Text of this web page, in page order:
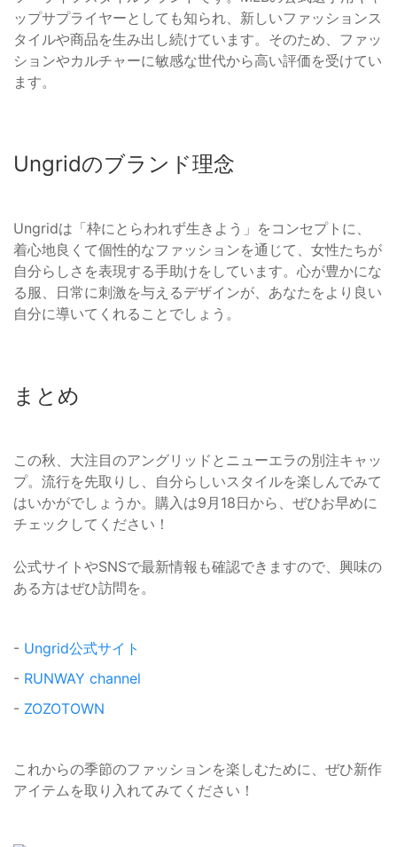
ップサプライヤーとしても知られ、新しいファッションス
タイルや商品を生み出し続けています。そのため、ファッ
ションやカルチャーに敏感な世代から高い評価を受けてい
ます。
Ungridのブランド理念
Ungridは「枠にとらわれず生きよう」をコンセプトに、
着心地良くて個性的なファッションを通じて、女性たちが
自分らしさを表現する手助けをしています。心が豊かにな
る服、日常に刺激を与えるデザインが、あなたをより良い
自分に導いてくれることでしょう。
まとめ
この秋、大注目のアングリッドとニューエラの別注キャッ
プ。流行を先取りし、自分らしいスタイルを楽しんでみて
はいかがでしょうか。購入は9月18日から、ぜひお早めに
チェックしてください！
公式サイトやSNSで最新情報も確認できますので、興味の
ある方はぜひ訪問を。
- Ungrid公式サイト
- RUNWAY channel
- ZOZOTOWN
これからの季節のファッションを楽しむために、ぜひ新作
アイテムを取り入れてみてください！